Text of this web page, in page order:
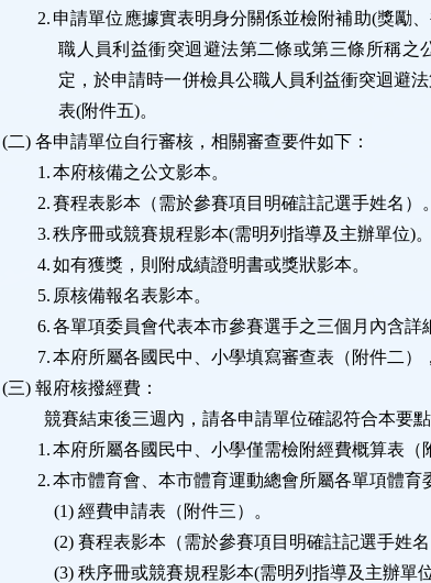
2. 申請單位應據實表明身分關係並檢附補助(獎勵
職人員利益衝突迴避法第二條或第三條所稱之
定，於申請時一併檢具公職人員利益衝突迴避
表(附件五)。
(二) 各申請單位自行審核，相關審查要件如下：
1.本府核備之公文影本。
2.賽程表影本（需於參賽項目明確註記選手姓名）。
3.秩序冊或競賽規程影本(需明列指導及主辦單位)。
4.如有獲獎，則附成績證明書或獎狀影本。
5. 原核備報名表影本。
6.各單項委員會代表本市參賽選手之三個月內含詳
7.本府所屬各國民中、小學填寫審查表（附件二）
(三) 報府核撥經費：
競賽結束後三週內，請各申請單位確認符合本要
1.本府所屬各國民中、小學僅需檢附經費概算表（
2.本市體育會、本市體育運動總會所屬各單項體育
(1) 經費申請表（附件三）。
(2) 賽程表影本（需於參賽項目明確註記選手姓名
(3) 秩序冊或競賽規程影本(需明列指導及主辦單